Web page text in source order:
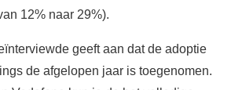
12% naar 29%).
geeft aan dat de adoptie
de afgelopen jaar is toegenomen.